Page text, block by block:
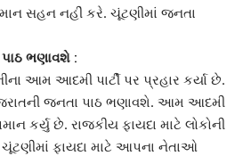
સહન નહીં કરે. ચૂંટણીમાં જનતા
ભણાવશે :
ના આમ આદમી પાર્ટી પર પ્રહાર કર્યા છે.
જનતા પાઠ ભણાવશે. આમ આદમી
કર્યુ છે. રાજકીય ફાયદા માટે લોકોની
ચૂંટણીમાં ફાયદા માટે આપના નેતાઓ